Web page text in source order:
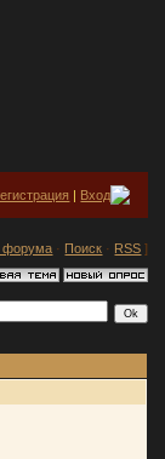
| Вход
форума · Поиск · RSS ]